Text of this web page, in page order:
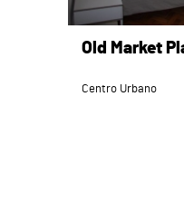
Old Market
Centro Urbano